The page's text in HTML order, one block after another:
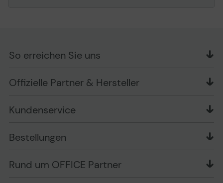
Offizielle Partner & Hersteller
Kundenservice
Bewertungsrichtlinien
Wissen mit OP
Bestellungen
Versand im Namen Dritter
Rund um OFFICE Partner
So erreichen Sie uns
Schlesierring 35
Telefon: +49 (0) 2542 / 9558250
Ansprechpartner bei fehlerhafter Ware und Schäden